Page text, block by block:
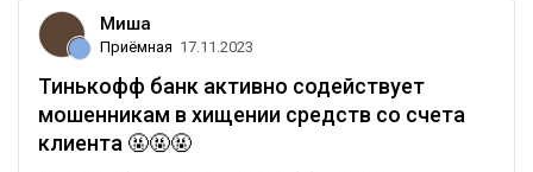
Миша
Приёмная 17.11.2023
Тинькофф банк активно содействует
мошенникам в хищении средств со счета
клиента 🤬🤬🤬